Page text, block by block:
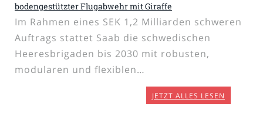
bodengestützter Flugabwehr mit Giraffe
Im Rahmen eines SEK 1,2 Milliarden schweren
Auftrags stattet Saab die schwedischen
Heeresbrigaden bis 2030 mit robusten,
modularen und flexiblen…
JETZT ALLES LESEN